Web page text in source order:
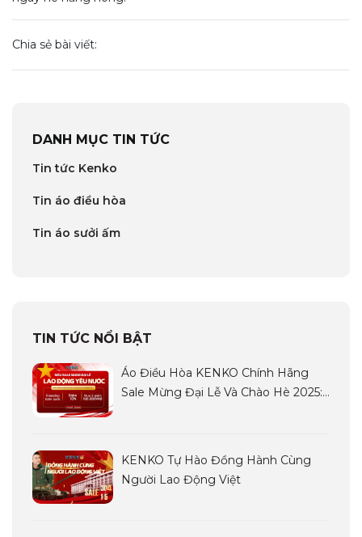
Chia sẻ bài viết:
DANH MỤC TIN TỨC
Tin tức Kenko
Tin áo điều hòa
Tin áo sưởi ấm
TIN TỨC NỔI BẬT
Áo Điều Hòa KENKO Chính Hãng
Sale Mừng Đại Lễ Và Chào Hè 2025:
KENKO Tự Hào Đồng Hành Cùng
Người Lao Động Việt